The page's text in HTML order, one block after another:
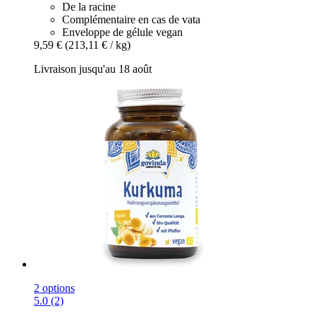
De la racine
Complémentaire en cas de vata
Enveloppe de gélule vegan
9,59 € (213,11 € / kg)
Livraison jusqu'au 18 août
2 options
5.0 (2)